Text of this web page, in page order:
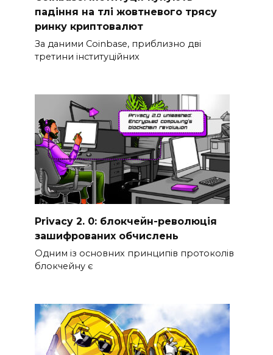
падіння на тлі жовтневого трясу
ринку криптовалют
За даними Coinbase, приблизно дві
третини інституційних
Privacy 2. 0: блокчейн-революція
зашифрованих обчислень
Одним із основних принципів протоколів
блокчейну є